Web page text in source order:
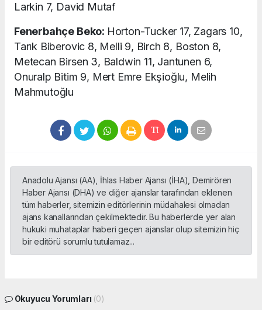
Larkin 7, David Mutaf
Fenerbahçe Beko: Horton-Tucker 17, Zagars 10,
Tarık Biberovic 8, Melli 9, Birch 8, Boston 8,
Metecan Birsen 3, Baldwin 11, Jantunen 6,
Onuralp Bitim 9, Mert Emre Ekşioğlu, Melih
Mahmutoğlu
Anadolu Ajansı (AA), İhlas Haber Ajansı (İHA), Demirören
Haber Ajansı (DHA) ve diğer ajanslar tarafından eklenen
tüm haberler, sitemizin editörlerinin müdahalesi olmadan
ajans kanallarından çekilmektedir. Bu haberlerde yer alan
hukuki muhataplar haberi geçen ajanslar olup sitemizin hiç
bir editörü sorumlu tutulamaz...
Okuyucu Yorumları (0)